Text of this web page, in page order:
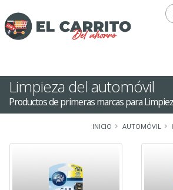
Limpieza del automóvil
Productos de primeras marcas para
INICIO AUTOMÓVIL